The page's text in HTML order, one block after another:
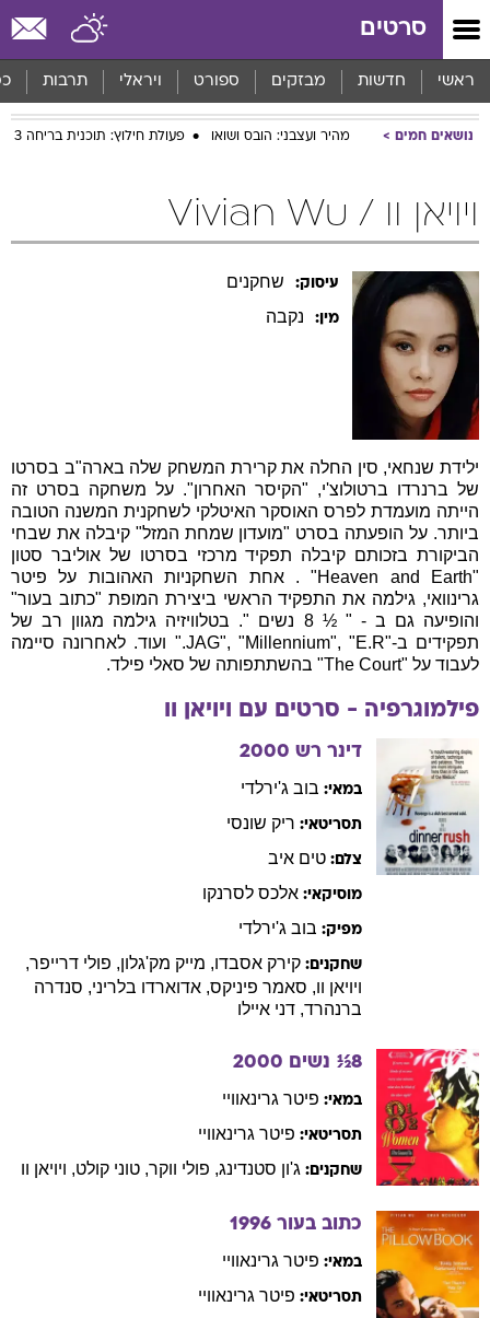
סרטים
ראשי חדשות מבזקים ספורט ויראלי תרבות
נושאים חמים מהיר ועצבני: הובס ושואו פעולת חילוץ: תוכנית בריחה 3
ויויאן וו / Vivian Wu
עיסוק: שחקנים
מין: נקבה
ילידת שנחאי, סין החלה את קרירת המשחק שלה בארה"ב בסרטו
של ברנרדו ברטולוצ'י, "הקיסר האחרון". על משחקה בסרט זה
הייתה מועמדת לפרס האוסקר האיטלקי לשחקנית המשנה הטובה
ביותר. על הופעתה בסרט "מועדון שמחת המזל" קיבלה את שבחי
הביקורת בזכותם קיבלה תפקיד מרכזי בסרטו של אוליבר סטון
"Heaven and Earth" . אחת השחקניות האהובות על פיטר
גרינוואי, גילמה את התפקיד הראשי ביצירת המופת "כתוב בעור"
והופיעה גם ב - " ½ 8 נשים ". בטלוויזיה גילמה מגוון רב של
תפקידים ב-"JAG", "Millennium", "E.R." ועוד. לאחרונה סיימה
לעבוד על "The Court" בהשתתפותה של סאלי פילד.
פילמוגרפיה - סרטים עם ויויאן וו
דינר רש 2000
במאי: בוב ג'ירלדי
תסריטאי: ריק שונסי
צלם: טים איב
מוסיקאי: אלכס לסרנקו
מפיק: בוב ג'ירלדי
שחקנים: קירק אסבדו, מייק מק'גלון, פולי דרייפר,
ויויאן וו, סאמר פיניקס, אדוארדו בלריני, סנדרה
ברנהרד, דני איילו
8½ נשים 2000
במאי: פיטר גרינאוויי
תסריטאי: פיטר גרינאוויי
שחקנים: ג'ון סטנדינג, פולי ווקר, טוני קולט, ויויאן וו
כתוב בעור 1996
במאי: פיטר גרינאוויי
תסריטאי: פיטר גרינאוויי